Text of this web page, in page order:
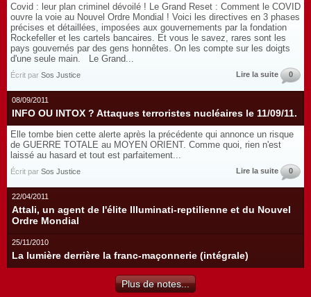
Covid : leur plan criminel dévoilé ! Le Grand Reset : Comment le COVID
ouvre la voie au Nouvel Ordre Mondial ! Voici les directives en 3 phases
précises et détaillées, imposées aux gouvernements par la fondation
Rockefeller et les cartels bancaires. Et vous le savez, rares sont les
pays gouvernés par des gens honnêtes. On les compte sur les doigts
d'une seule main. Le Grand...
Écrit par Sos Justice Lire la suite 0
08/09/2011
INFO OU INTOX ? Attaques terroristes nucléaires le 11/09/11.
Elle tombe bien cette alerte après la précédente qui annonce un risque
de GUERRE TOTALE au MOYEN ORIENT. Comme quoi, rien n'est
laissé au hasard et tout est parfaitement...
Écrit par Sos Justice Lire la suite 0
22/04/2011
Attali, un agent de l'élite Illuminati-reptilienne et du Nouvel
Ordre Mondial
25/11/2010
La lumière derrière la franc-maçonnerie (intégrale)
Plus de notes...